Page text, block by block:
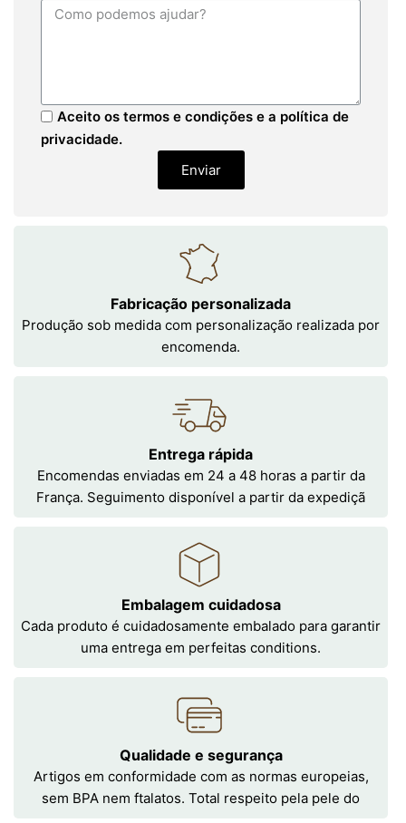
Aceito os termos e condições e a política de
privacidade.
Enviar
Fabricação personalizada
Produção sob medida com personalização realizada por
encomenda.
Entrega rápida
Encomendas enviadas em 24 a 48 horas a partir da
França. Seguimento disponível a partir da expediçã
Embalagem cuidadosa
Cada produto é cuidadosamente embalado para garantir
uma entrega em perfeitas conditions.
Qualidade e segurança
Artigos em conformidade com as normas europeias,
sem BPA nem ftalatos. Total respeito pela pele do